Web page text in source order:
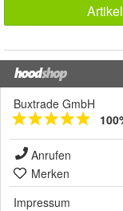
Buxtrade GmbH
Anrufen
Merken
Impressum